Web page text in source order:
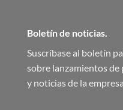
Boletín de noticias.
Suscríbase al boletín
sobre lanzamientos
y noticias de la